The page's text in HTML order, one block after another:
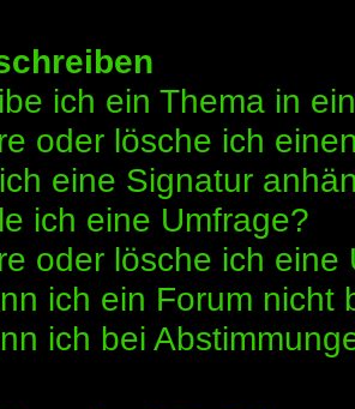
ich ein Thema in
oder lösche ich
eine Signatur
ich eine Umfrage?
oder lösche ich eine
ich ein Forum nicht
ich bei